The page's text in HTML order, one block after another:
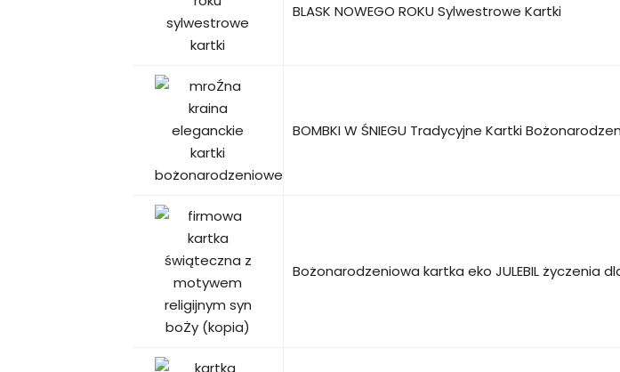
BLASK NOWEGO ROKU Sylwestrowe Kartki
BOMBKI W ŚNIEGU Tradycyjne Kartki
Bożonarodzeniowa kartka eko JULEBIL życzenia